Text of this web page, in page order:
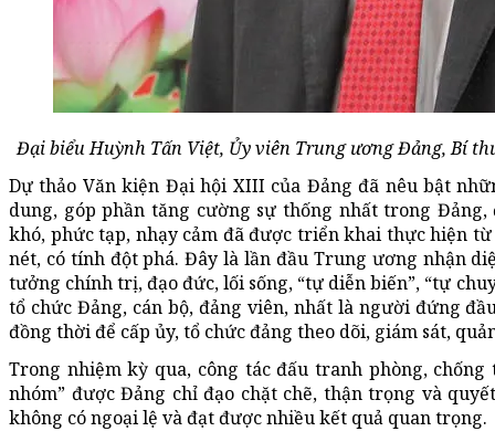
Đại biểu Huỳnh Tấn Việt, Ủy viên Trung ương Đảng, Bí
Dự thảo Văn kiện Đại hội XIII của Đảng đã nêu bật
dung, góp phần tăng cường sự thống nhất trong
khó, phức tạp, nhạy cảm đã được triển khai thực hiện
nét, có tính đột phá. Đây là lần đầu Trung ương nhận
tưởng chính trị, đạo đức, lối sống, “tự diễn biến”, “tự
tổ chức Đảng, cán bộ, đảng viên, nhất là người đứng
đồng thời để cấp ủy, tổ chức đảng theo dõi, giám sát,
Trong nhiệm kỳ qua, công tác đấu tranh phòng,
nhóm” được Đảng chỉ đạo chặt chẽ, thận trọng và
không có ngoại lệ và đạt được nhiều kết quả quan trọng.